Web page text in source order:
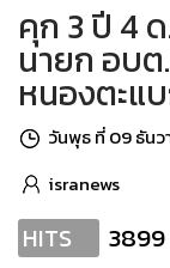
คุก 3 ปี 4
นายก อบ
หนองตะแ
วันพุธ ที่ 09 ธันว
isranews
HITS